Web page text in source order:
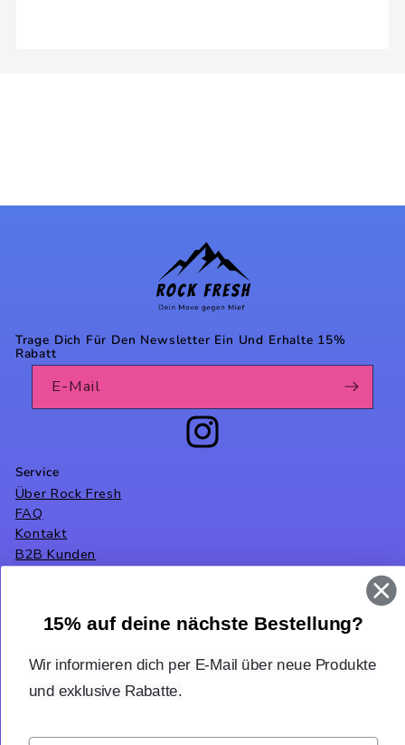
Trage Dich Für Den Newsletter Ein Und Erhalte 15%
Rabatt
E-Mail
F
O Instagram
Service
Über Rock Fresh
FAQ
Kontakt
B2B Kunden
Rechtliches
Datenschutzerklärung
Versand
Impressum
15% auf deine nächste Bestellung?
Wir informieren dich per E-Mail über neue Produkte
und exklusive Rabatte.